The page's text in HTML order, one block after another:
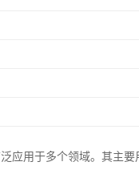
应用于多个领域。其主要